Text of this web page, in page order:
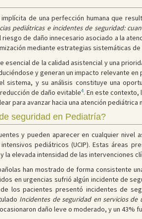
de una perfección humana que
pediátricas e incidentes de seguridad:
de daño innecesario asociado a la
mediante estrategias sistemáticas de
de la calidad asistencial y una
y generan un impacto relevante
sistema, y su análisis constituye una
de daño evitable4. En este contexto,
para avanzar hacia una atención pediátrica
seguridad en Pediatría?
y pueden aparecer en cualquier nivel
pediátricos (UCIP). Estas áreas
elevada intensidad de las intervenciones
han mostrado de forma consistente
en urgencias sufrió algún incidente de
los pacientes presentó incidentes de
Incidentes de seguridad en servicios de
daño leve o moderado, y un 43%